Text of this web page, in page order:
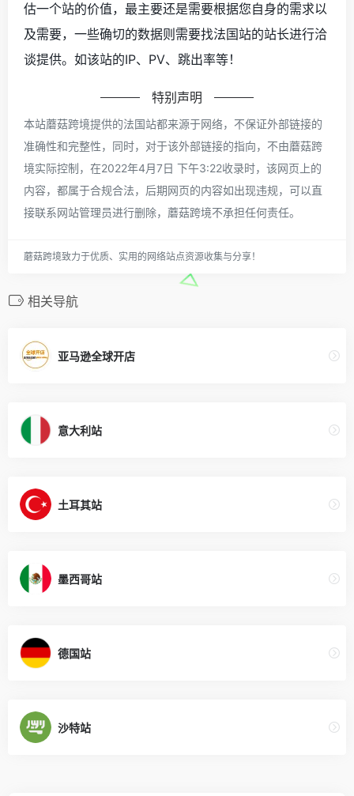
估一个站的价值，最主要还是需要根据您自身的需求以
及需要，一些确切的数据则需要找法国站的站长进行洽
谈提供。如该站的IP、PV、跳出率等！
特别声明
本站蘑菇跨境提供的法国站都来源于网络，不保证外部链接的
准确性和完整性，同时，对于该外部链接的指向，不由蘑菇跨
境实际控制，在2022年4月7日 下午3:22收录时，该网页上的
内容，都属于合规合法，后期网页的内容如出现违规，可以直
接联系网站管理员进行删除，蘑菇跨境不承担任何责任。
蘑菇跨境致力于优质、实用的网络站点资源收集与分享！
相关导航
亚马逊全球开店
意大利站
土耳其站
墨西哥站
德国站
沙特站